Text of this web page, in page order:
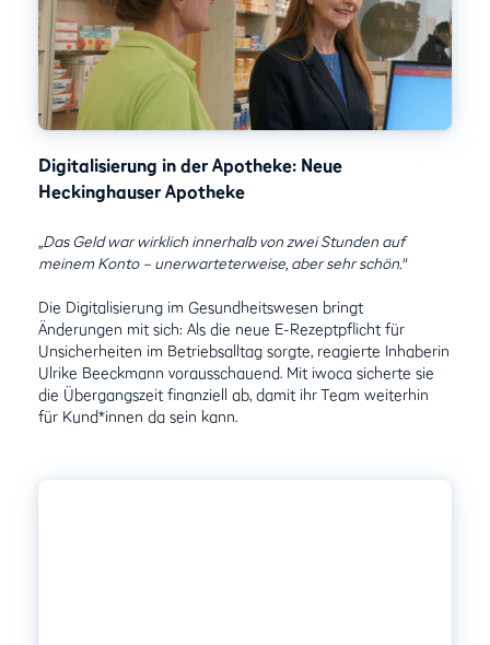
Digitalisierung in der Apotheke: Neue
Heckinghauser Apotheke
„Das Geld war wirklich innerhalb von zwei Stunden auf
meinem Konto – unerwarteterweise, aber sehr schön."
Die Digitalisierung im Gesundheitswesen bringt
Änderungen mit sich: Als die neue E-Rezeptpflicht für
Unsicherheiten im Betriebsalltag sorgte, reagierte Inhaberin
Ulrike Beeckmann vorausschauend. Mit iwoca sicherte sie
die Übergangszeit finanziell ab, damit ihr Team weiterhin
für Kund*innen da sein kann.